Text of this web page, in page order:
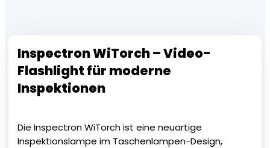
Inspectron WiTorch – Video-
Flashlight für moderne
Inspektionen
Die Inspectron WiTorch ist eine neuartige
Inspektionslampe im Taschenlampen-Design,